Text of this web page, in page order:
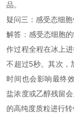
品。
疑问三：感受态细
解答：感受态细胞
作过程全程在冰上
不超过5秒。其次，
时间也会影响最终
盐浓度或乙醇残留
的高纯度质粒进行转